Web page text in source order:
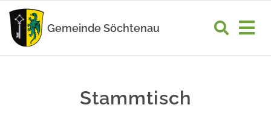
Zum
Inhalt
springen
Gemeinde Söchtenau
Stammtisch